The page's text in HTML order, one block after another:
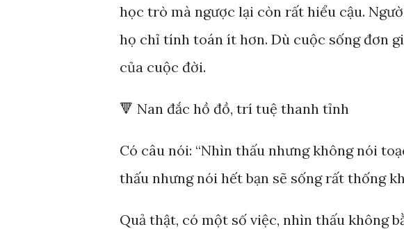
học trò mà ngược lại còn rất hiểu cậu.
họ chỉ tính toán ít hơn. Dù cuộc sống đơn
của cuộc đời.
🔻 Nan đắc hồ đồ, trí tuệ thanh tỉnh
Có câu nói: “Nhìn thấu nhưng không nói
thấu nhưng nói hết bạn sẽ sống rất thống
Quả thật, có một số việc, nhìn thấu không